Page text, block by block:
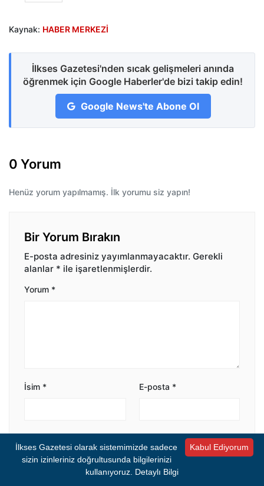
Kaynak: HABER MERKEZİ
İlkses Gazetesi'nden sıcak gelişmeleri anında
öğrenmek için Google Haberler'de bizi takip edin!
Google News'te Abone Ol
0 Yorum
Henüz yorum yapılmamış. İlk yorumu siz yapın!
Bir Yorum Bırakın
E-posta adresiniz yayımlanmayacaktır. Gerekli
alanlar * ile işaretlenmişlerdir.
Yorum *
İsim * E-posta *
Bir dahaki sefere yorum yaptığımda kullanılmak
üzere adımı ve e-posta adresimi bu tarayıcıya
kaydet.
Kabul Ediyorum
İlkses Gazetesi olarak sistemimizde sadece
sizin izinleriniz doğrultusunda bilgilerinizi
kullanıyoruz. Detaylı Bilgi